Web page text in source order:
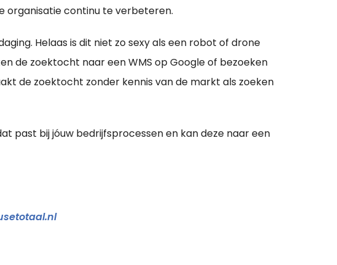
organisatie continu te verbeteren.
Helaas is dit niet zo sexy als een robot of drone
de zoektocht naar een WMS op Google of bezoeken
de zoektocht zonder kennis van de markt als zoeken
past bij jóuw bedrijfsprocessen en kan deze naar een